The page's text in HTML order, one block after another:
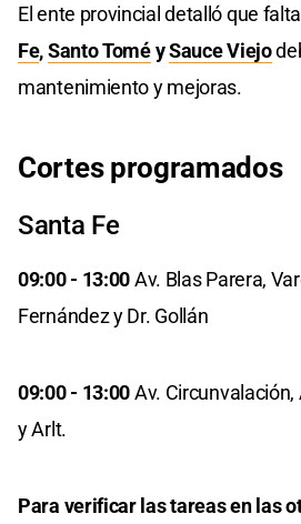
El ente provincial detalló que
Fe,Santo ToméySauce Viejo
mantenimiento y mejoras.
Cortes programados
Santa Fe
09:00 - 13:00Av. Blas Parera,
Fernández y Dr. Gollán
09:00 - 13:00Av.
y Arlt.
Para verificar las tareas en las